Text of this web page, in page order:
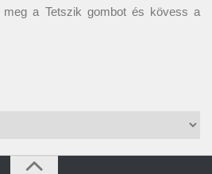
meg a Tetszik gombot és kövess a